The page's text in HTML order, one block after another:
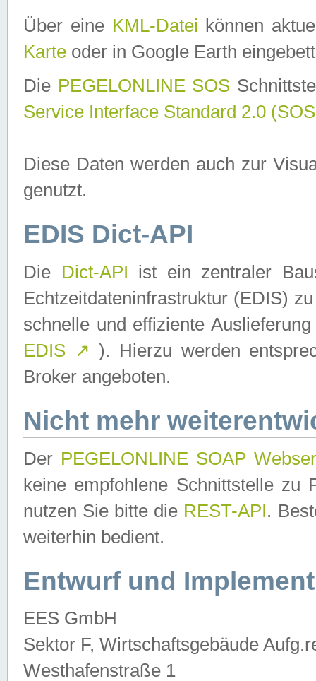
Über eine KML-Datei können
Karte oder in Google Earth
Die PEGELONLINE SOS
Service Interface Standard 2.0
Diese Daten werden auch zur
genutzt.
EDIS Dict-API
Die Dict-API ist ein zentraler
Echtzeitdateninfrastruktur (EDIS)
schnelle und effiziente
EDIS ↗ ). Hierzu werden
Broker angeboten.
Nicht mehr
Der PEGELONLINE SOAP
keine empfohlene Schnittstelle zu
nutzen Sie bitte die REST-API.
weiterhin bedient.
Entwurf und
EES GmbH
Sektor F, Wirtschaftsgebäude
Westhafenstraße 1